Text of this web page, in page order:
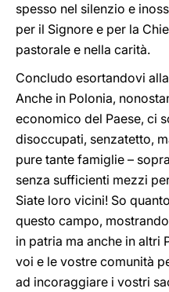
spesso nel silenzio e
per il Signore e per la
pastorale e nella carità.
Concludo esortandovi
Anche in Polonia,
economico del Paese, ci
disoccupati, senzatetto,
pure tante famiglie –
senza sufficienti mezzi
Siate loro vicini! So
questo campo,
in patria ma anche in altri
voi e le vostre comunità
ad incoraggiare i vostri